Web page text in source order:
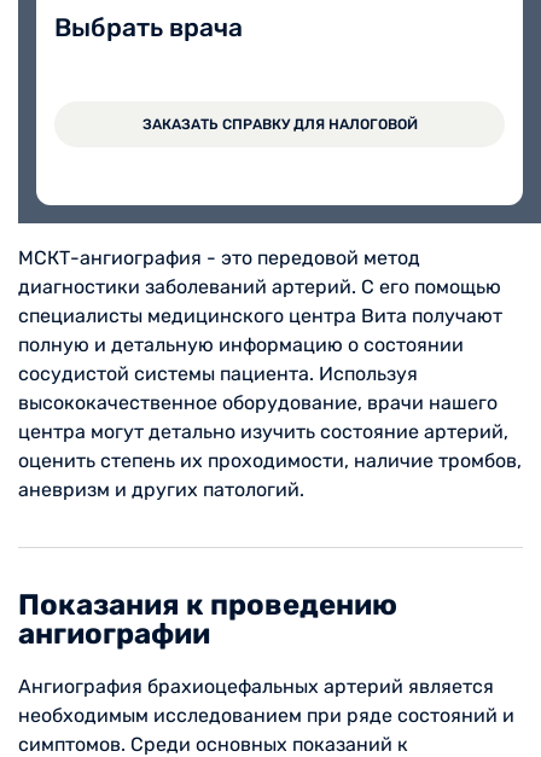
Выбрать врача
ЗАКАЗАТЬ СПРАВКУ ДЛЯ НАЛОГОВОЙ
МСКТ-ангиография - это передовой метод
диагностики заболеваний артерий. С его помощью
специалисты медицинского центра Вита получают
полную и детальную информацию о состоянии
сосудистой системы пациента. Используя
высококачественное оборудование, врачи нашего
центра могут детально изучить состояние артерий,
оценить степень их проходимости, наличие тромбов,
аневризм и других патологий.
Показания к проведению
ангиографии
Ангиография брахиоцефальных артерий является
необходимым исследованием при ряде состояний и
симптомов. Среди основных показаний к